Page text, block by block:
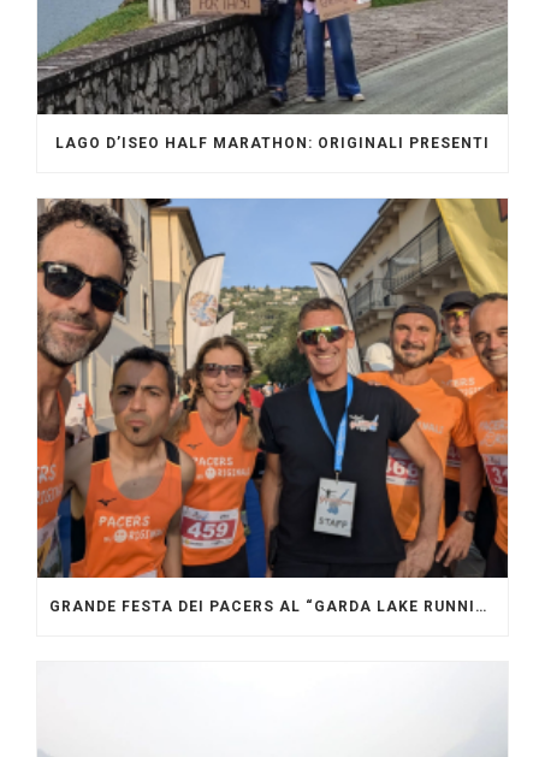
LAGO D’ISEO HALF MARATHON: ORIGINALI PRESENTI
GRANDE FESTA DEI PACERS AL “GARDA LAKE RUNNING FESTIVAL”